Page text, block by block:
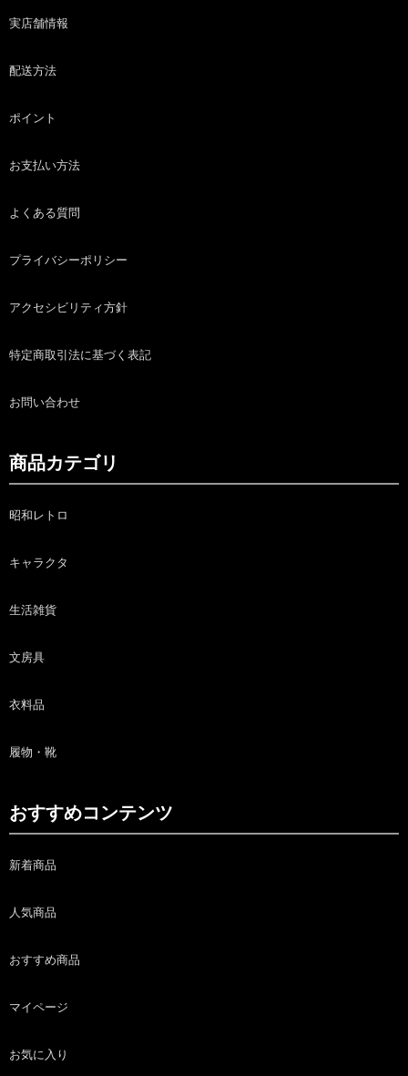
実店舗情報
配送方法
ポイント
お支払い方法
よくある質問
プライバシーポリシー
アクセシビリティ方針
特定商取引法に基づく表記
お問い合わせ
商品カテゴリ
昭和レトロ
キャラクタ
生活雑貨
文房具
衣料品
履物・靴
おすすめコンテンツ
新着商品
人気商品
おすすめ商品
マイページ
お気に入り